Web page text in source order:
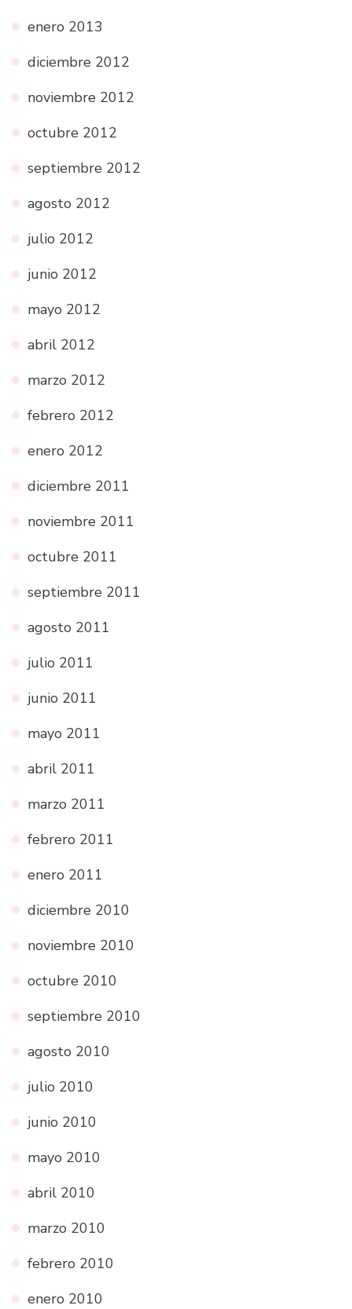
enero 2013
diciembre 2012
noviembre 2012
octubre 2012
septiembre 2012
agosto 2012
julio 2012
junio 2012
mayo 2012
abril 2012
marzo 2012
febrero 2012
enero 2012
diciembre 2011
noviembre 2011
octubre 2011
septiembre 2011
agosto 2011
julio 2011
junio 2011
mayo 2011
abril 2011
marzo 2011
febrero 2011
enero 2011
diciembre 2010
noviembre 2010
octubre 2010
septiembre 2010
agosto 2010
julio 2010
junio 2010
mayo 2010
abril 2010
marzo 2010
febrero 2010
enero 2010